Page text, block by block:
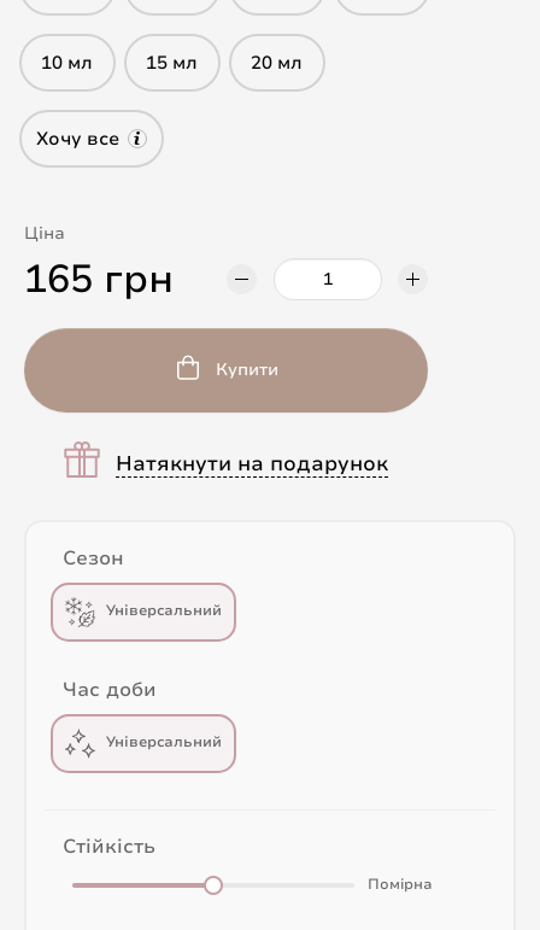
10 мл 15 мл 20 мл
Хочу все
Ціна
165 грн
Купити
Натякнути на подарунок
Сезон
Універсальний
Час доби
Універсальний
Стійкість
Помірна